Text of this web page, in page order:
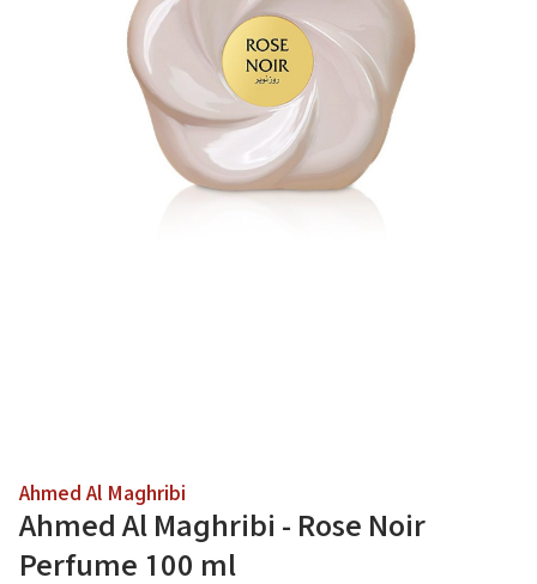
Ahmed Al Maghribi
Ahmed Al Maghribi - Rose Noir
Perfume 100 ml